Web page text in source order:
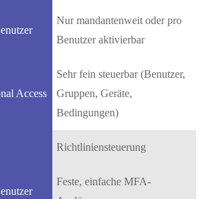
Nur mandantenweit oder pro
Benutzer aktivierbar
Sehr fein steuerbar (Benutzer,
Gruppen, Geräte,
Bedingungen)
Richtliniensteuerung
Feste, einfache MFA-